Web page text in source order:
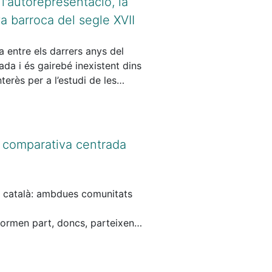
les alternances responen
evidencia que
i en la representació de les
barroca del segle XVII
entre els darrers anys del
i és gairebé inexistent dins
per a l’estudi de les
estudiar la seva obra i la
d’identificar quines
els mecanismes
escrita.
centrada
ambdues comunitats
part, doncs, parteixen
i els donen sentit.
hi tenia més incidència